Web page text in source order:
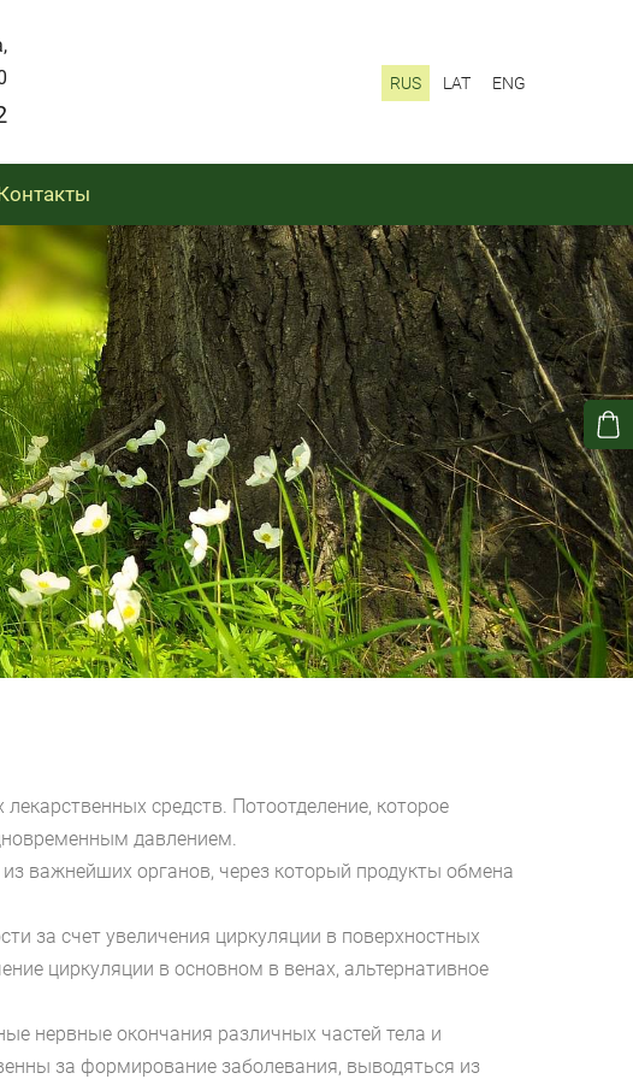
RUS LAT ENG
средств. Потоотделение, которое
давлением.
важнейших органов, через который продукты обмена
за счет увеличения циркуляции в поверхностных
циркуляции в основном в венах, альтернативное
нервные окончания различных частей тела и
за формирование заболевания, выводяться из